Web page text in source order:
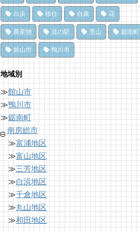
白浜 移住 自粛 花
農産物 道の駅 里山 鋸南町
館山市 鴨川市
地域別
≫館山市
≫鴨川市
≫鋸南町
南房総市
≫富浦地区
≫富山地区
≫三芳地区
≫白浜地区
≫千倉地区
≫丸山地区
≫和田地区